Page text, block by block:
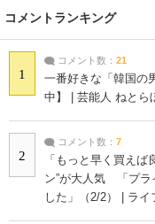
コメントランキング
1
コメント数： 21
一番好きな「韓国の
中】 | 芸能人 ねとら
2
コメント数： 7
「もっと早く買え
ン”が大人気 「プラ
した」（2/2） | ライ